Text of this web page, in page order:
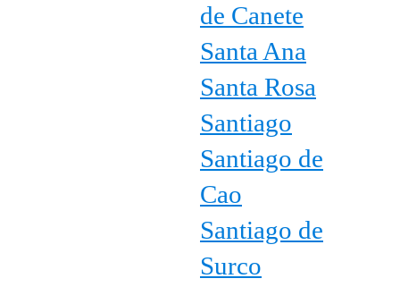
de Canete
Santa Ana
Santa Rosa
Santiago
Santiago de
Cao
Santiago de
Surco